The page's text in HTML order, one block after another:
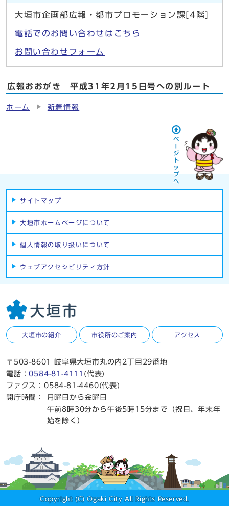
大垣市企画部広報・都市プロモーション課[4階]
電話でのお問い合わせはこちら
お問い合わせフォーム
広報おおがき 平成31年2月15日号への別ルート
ホーム 新着情報
サイトマップ
大垣市ホームページについて
個人情報の取り扱いについて
ウェブアクセシビリティ方針
大垣市の紹介 市役所のご案内 アクセス
〒503-8601 岐阜県大垣市丸の内2丁目29番地
電話：0584-81-4111 (代表)
ファクス：0584-81-4460(代表)
開庁時間：
月曜日から金曜日
午前8時30分から午後5時15分まで（祝日、年末年
始を除く）
Copyright (C) Ogaki City All Rights Reserved.